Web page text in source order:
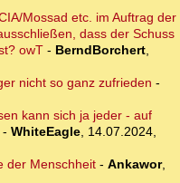
Mossad etc. im Auftrag der
dass der Schuss
owT - BerndBorchert,
nicht so ganz zufrieden -
kann sich ja jeder - auf
- WhiteEagle, 14.07.2024,
der Menschheit- Ankawor,